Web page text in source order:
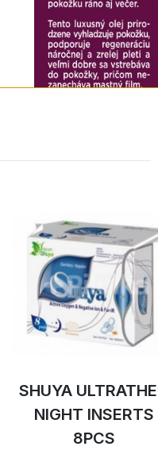
SHUYA
NIGHT INSERTS
8PCS